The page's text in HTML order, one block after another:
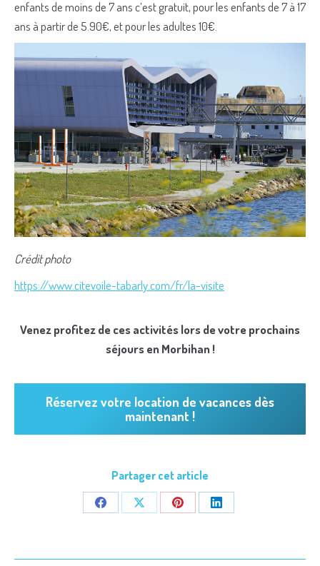
enfants de moins de 7 ans c’est gratuit, pour les enfants de 7 à 17
ans à partir de 5.90€, et pour les adultes 10€.
Crédit photo
https://www.citevoile-tabarly.com/fr/la-visite
Venez profitez de ces activités lors de votre prochains
séjours en Morbihan !
Réservez votre location de vacances dès
maintenant !
Partager cet article
Share
Facebook
Share
X
Share
Pinterest
Share
LinkedIn